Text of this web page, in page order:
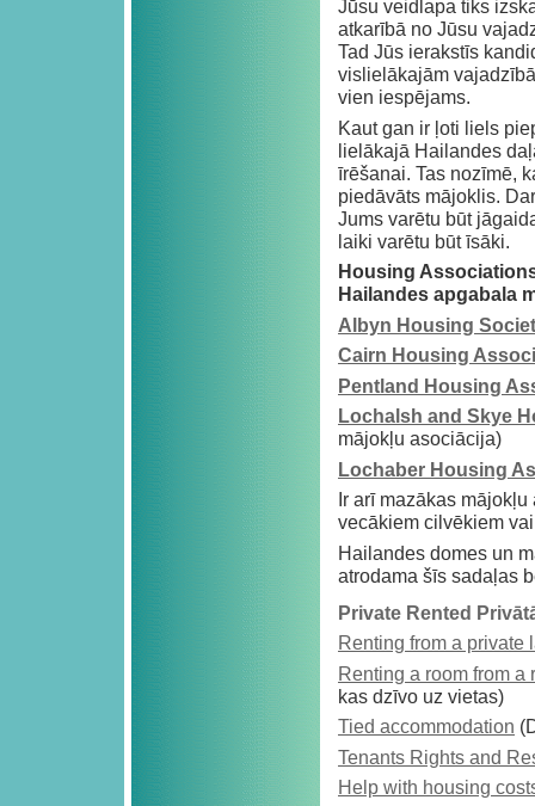
Jūsu veidlapa tiks
atkarībā no Jūsu
Tad Jūs ierakstīs
vislielākajām
vien iespējams.
Kaut gan ir ļoti liels
lielākajā Hailandes
īrēšanai. Tas nozīmē,
piedāvāts mājoklis.
Jums varētu būt
laiki varētu būt īsāki.
Housing
Hailandes apgabala
Albyn Housing
Cairn Housing
Pentland Housing
Lochalsh and Skye
mājokļu asociācija)
Lochaber Housing
Ir arī mazākas
vecākiem cilvēkiem
Hailandes domes un
atrodama šīs sadaļas
Private Rented
Renting from a private
Renting a room from a
kas dzīvo uz vietas)
Tied accommodation
Tenants Rights and
Help with housing